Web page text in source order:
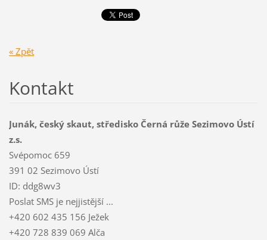
« Zpět
Kontakt
Junák, český skaut, středisko Černá růže Sezimovo Ústí
z.s.
Svépomoc 659
391 02 Sezimovo Ústí
ID: ddg8wv3
Poslat SMS je nejjistější ...
+420 602 435 156 Ježek
+420 728 839 069 Alča